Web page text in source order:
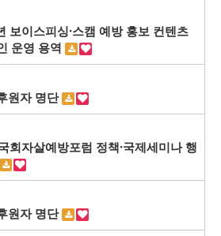
보이스피싱·스캠 예방 홍보 컨텐츠
운영 용역
원자 명단
회자살예방포럼 정책·국제세미나 행
원자 명단